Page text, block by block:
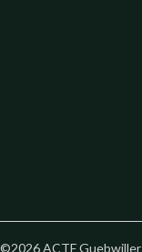
©2026 ACTF Guebwiller